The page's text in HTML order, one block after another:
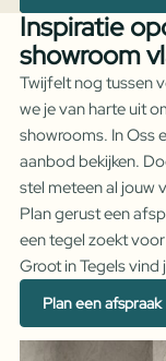
Inspiratie
showroom
Twijfelt nog tussen
we je van harte uit
showrooms. In Oss
aanbod bekijken.
stel meteen al jouw
Plan gerust een
een tegel zoekt
Groot in Tegels
Plan een afspraak